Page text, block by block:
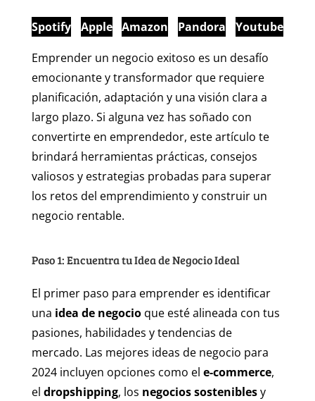
Spotify Apple Amazon Pandora
Youtube
Emprender un negocio exitoso es un desafío
emocionante y transformador que requiere
planificación, adaptación y una visión clara a
largo plazo. Si alguna vez has soñado con
convertirte en emprendedor, este artículo te
brindará herramientas prácticas, consejos
valiosos y estrategias probadas para superar
los retos del emprendimiento y construir un
negocio rentable.
Paso 1: Encuentra tu Idea de Negocio Ideal
El primer paso para emprender es identificar
una idea de negocioque esté alineada con tus
pasiones, habilidades y tendencias de
mercado. Las mejores ideas de negocio para
2024 incluyen opciones como el e-commerce,
el dropshipping, los negocios sosteniblesy